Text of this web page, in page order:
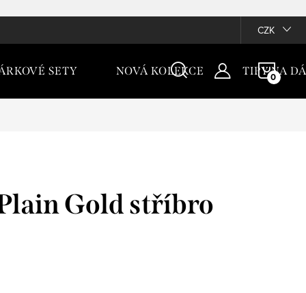
CZK
SETY NOVÁ KOLEKCE TIPY NA
Gold stříbro